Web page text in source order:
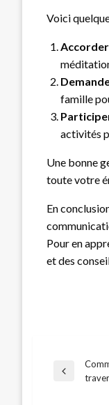
Voici
famille
activités
Une bonne
toute votre
En
Pour en
et des
Previous